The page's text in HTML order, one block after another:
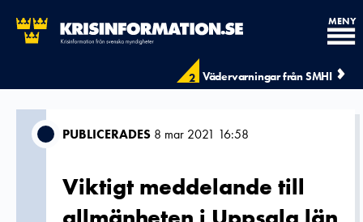
2 Vädervarningar från SMHI
MENY
PUBLICERADES 8 mar 2021 16:58
Viktigt meddelande till